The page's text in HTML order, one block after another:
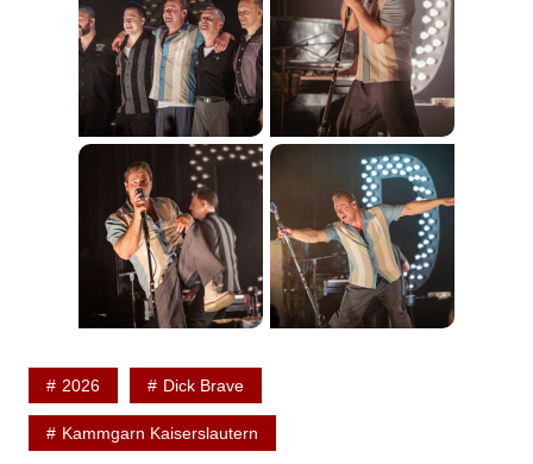
2026 Dick Brave
Kammgarn Kaiserslautern